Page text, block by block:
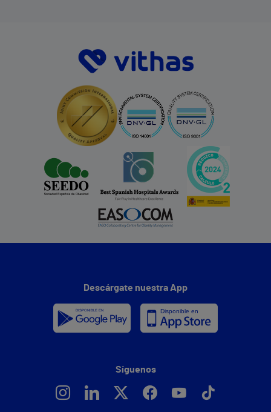
Descárgate nuestra App
Síguenos